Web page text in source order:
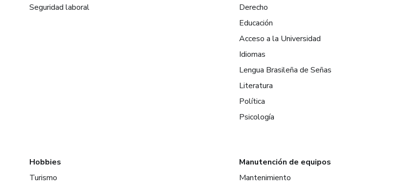
Seguridad laboral
Derecho
Educación
Acceso a la Universidad
Idiomas
Lengua Brasileña de Señas
Literatura
Política
Psicología
Hobbies
Turismo
Manutención de equipos
Mantenimiento